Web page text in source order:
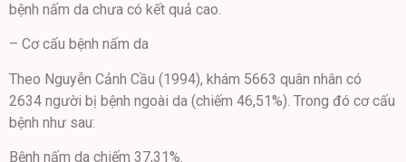
bệnh nấm da chưa có kết quả cao.
– Cơ cấu bệnh nấm da
Theo Nguyễn Cảnh Cầu (1994), khám 5663 quân nhân có
2634 người bị bệnh ngoài da (chiếm 46,51%). Trong đó cơ cấu
bệnh như sau:
Bệnh nấm da chiếm 37,31%.